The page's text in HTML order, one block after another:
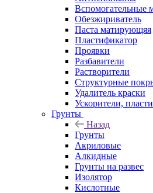
Вспомогательные
Обезжириватель
Паста матирующяя
Пластификатор
Проявки
Разбавители
Растворители
Структурные
Удалитель краски
Ускорители,
Грунты
Назад
Грунты
Акриловые
Алкидные
Грунты на развес
Изолятор
Кислотные